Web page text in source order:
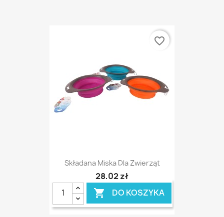
Składana Miska Dla Zwierząt
28,02 zł
 DO KOSZYKA
favorite_border